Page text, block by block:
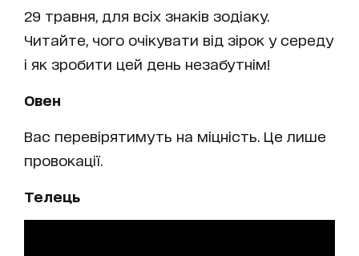
29 травня, для всіх знаків зодіаку.
Читайте, чого очікувати від зірок у середу
і як зробити цей день незабутнім!
Овен
Вас перевірятимуть на міцність. Це лише
провокації.
Телець